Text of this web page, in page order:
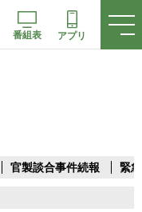
番組表 アプリ
官製談合事件続報 緊